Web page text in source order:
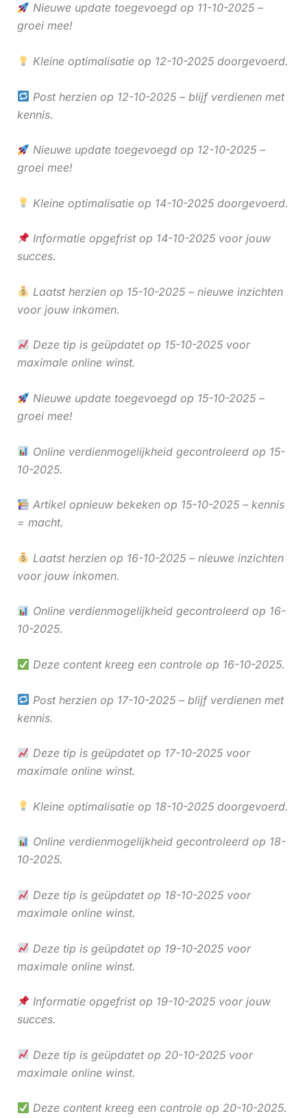
Nieuwe update toegevoegd op 11-10-2025 –
groei mee!
Kleine optimalisatie op 12-10-2025 doorgevoerd.
Post herzien op 12-10-2025 – blijf verdienen met
kennis.
Nieuwe update toegevoegd op 12-10-2025 –
groei mee!
Kleine optimalisatie op 14-10-2025 doorgevoerd.
Informatie opgefrist op 14-10-2025 voor jouw
succes.
Laatst herzien op 15-10-2025 – nieuwe inzichten
voor jouw inkomen.
Deze tip is geüpdatet op 15-10-2025 voor
maximale online winst.
Nieuwe update toegevoegd op 15-10-2025 –
groei mee!
Online verdienmogelijkheid gecontroleerd op 15-
10-2025.
Artikel opnieuw bekeken op 15-10-2025 – kennis
= macht.
Laatst herzien op 16-10-2025 – nieuwe inzichten
voor jouw inkomen.
Online verdienmogelijkheid gecontroleerd op 16-
10-2025.
Deze content kreeg een controle op 16-10-2025.
Post herzien op 17-10-2025 – blijf verdienen met
kennis.
Deze tip is geüpdatet op 17-10-2025 voor
maximale online winst.
Kleine optimalisatie op 18-10-2025 doorgevoerd.
Online verdienmogelijkheid gecontroleerd op 18-
10-2025.
Deze tip is geüpdatet op 18-10-2025 voor
maximale online winst.
Deze tip is geüpdatet op 19-10-2025 voor
maximale online winst.
Informatie opgefrist op 19-10-2025 voor jouw
succes.
Deze tip is geüpdatet op 20-10-2025 voor
maximale online winst.
Deze content kreeg een controle op 20-10-2025.